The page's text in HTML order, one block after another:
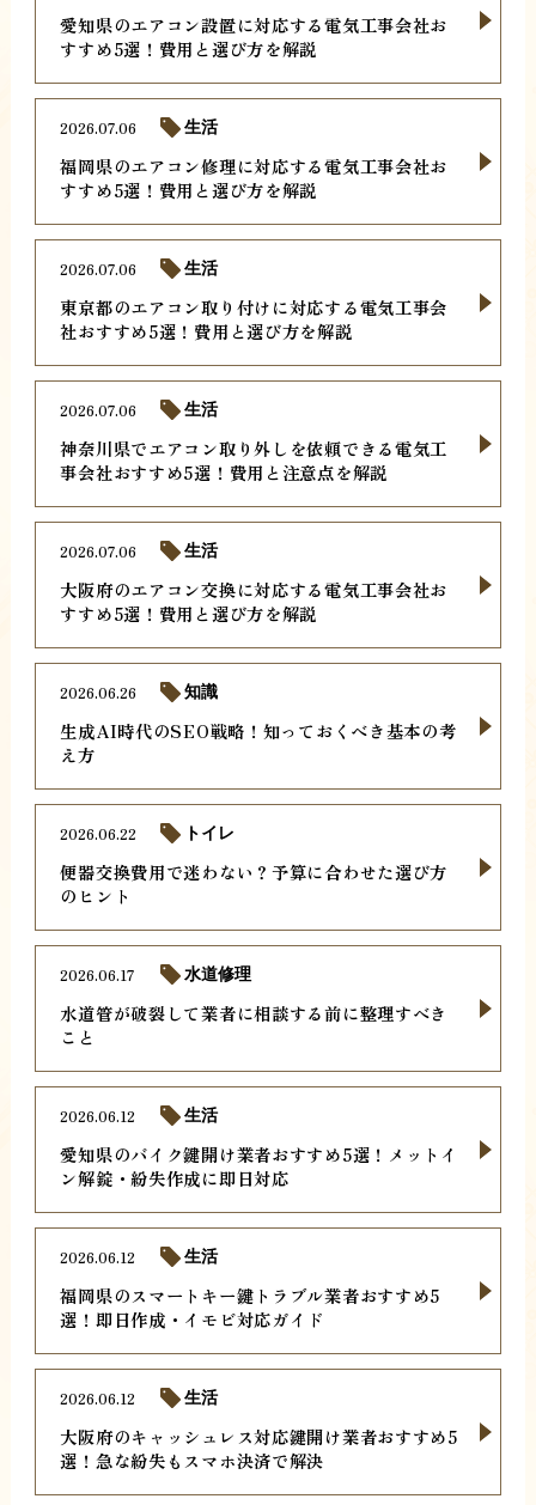
愛知県のエアコン設置に対応する電気工事会社お
すすめ5選！費用と選び方を解説
福岡県のエアコン修理に対応する電気工事会社お
すすめ5選！費用と選び方を解説
2026.07.06 生活
東京都のエアコン取り付けに対応する電気工事会
社おすすめ5選！費用と選び方を解説
2026.07.06 生活
神奈川県でエアコン取り外しを依頼できる電気工
事会社おすすめ5選！費用と注意点を解説
2026.07.06 生活
大阪府のエアコン交換に対応する電気工事会社お
すすめ5選！費用と選び方を解説
2026.07.06 生活
生成AI時代のSEO戦略！知っておくべき基本の考
え方
2026.06.26 知識
便器交換費用で迷わない？予算に合わせた選び方
のヒント
2026.06.22 トイレ
水道管が破裂して業者に相談する前に整理すべき
こと
2026.06.17 水道修理
愛知県のバイク鍵開け業者おすすめ5選！メットイ
ン解錠・紛失作成に即日対応
2026.06.12 生活
福岡県のスマートキー鍵トラブル業者おすすめ5
選！即日作成・イモビ対応ガイド
2026.06.12 生活
大阪府のキャッシュレス対応鍵開け業者おすすめ5
選！急な紛失もスマホ決済で解決
2026.06.12 生活